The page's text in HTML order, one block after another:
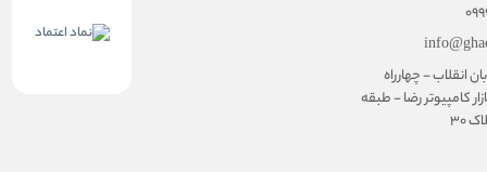
انقلاب - چهارراه
کامپیوتر رضا - طبقه
30